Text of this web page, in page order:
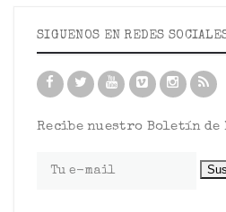
SIGUENOS EN REDES
Recibe nuestro Boletín de